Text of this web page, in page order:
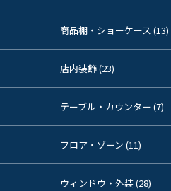
商品棚・ショーケース (13)
店内装飾 (23)
テーブル・カウンター (7)
フロア・ゾーン (11)
ウィンドウ・外装 (28)